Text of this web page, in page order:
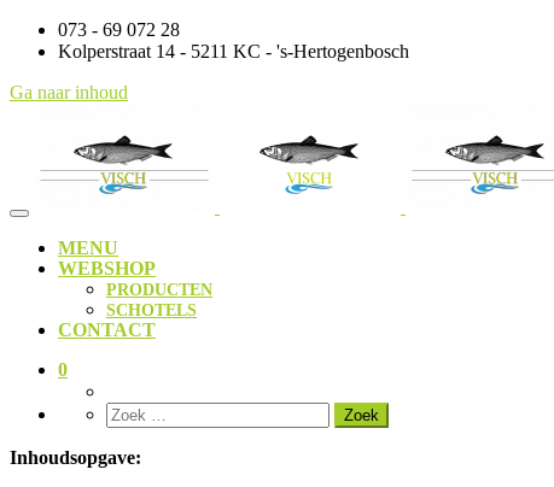
073 - 69 072 28
Kolperstraat 14 - 5211 KC - 's-Hertogenbosch
Ga naar inhoud
MENU
WEBSHOP
PRODUCTEN
SCHOTELS
CONTACT
0
Inhoudsopgave: